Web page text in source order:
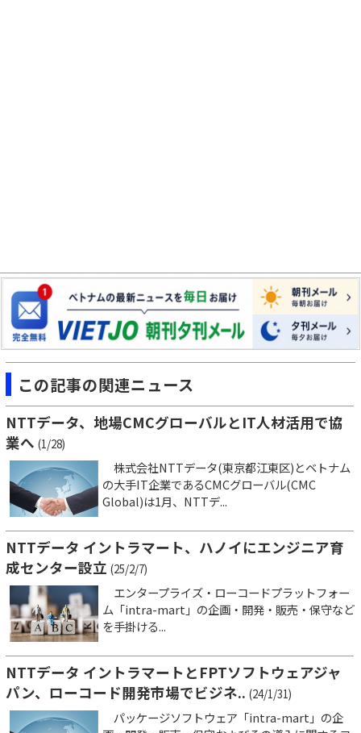
この記事の関連ニュース
NTTデータ、地場CMCグローバルとIT人材活用で協
業へ (1/28)
株式会社NTTデータ(東京都江東区)とベトナム
の大手IT企業であるCMCグローバル(CMC
Global)は1月、NTTデ...
NTTデータ イントラマート、ハノイにエンジニア育
成センター設立 (25/2/7)
エンタープライズ・ローコードプラットフォー
ム「intra-mart」の企画・開発・販売・保守など
を手掛ける...
NTTデータ イントラマートとFPTソフトウェアジャ
パン、ローコード開発市場でビジネ.. (24/1/31)
パッケージソフトウェア「intra-mart」の企